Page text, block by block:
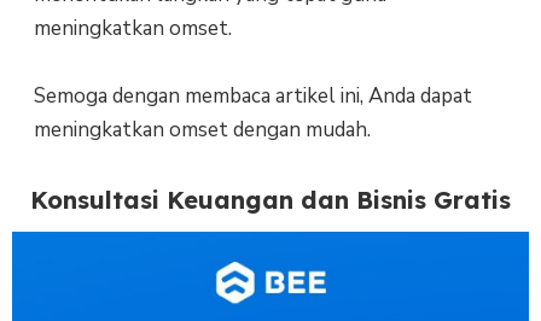
meningkatkan omset.
Semoga dengan membaca artikel ini, Anda dapat
meningkatkan omset dengan mudah.
Konsultasi Keuangan dan Bisnis Gratis